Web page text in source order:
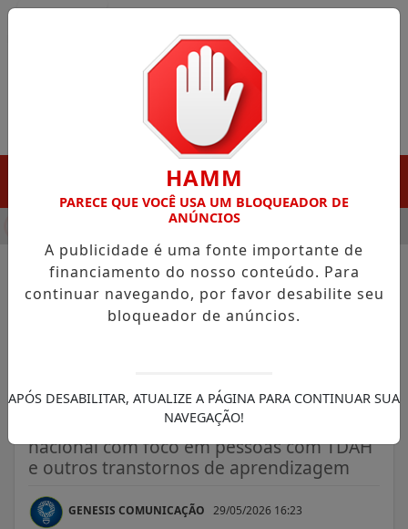
EM PORTO GRANDE COM ATUAÇÃO VOLTADA
NOTÍCIAS/CÂMARA DOS DEPUTADOS
Câmara pode votar na
ligados à saúde
Entre as propostas está a que cria política
nacional com foco em pessoas com TDAH
e outros transtornos de aprendizagem
GENESIS COMUNICAÇÃO 29/05/2026 16:23
HAMM
PARECE QUE VOCÊ USA UM BLOQUEADOR DE
ANÚNCIOS
A publicidade é uma fonte importante de
financiamento do nosso conteúdo. Para
continuar navegando, por favor desabilite seu
bloqueador de anúncios.
APÓS DESABILITAR, ATUALIZE A PÁGINA PARA CONTINUAR SUA
NAVEGAÇÃO!